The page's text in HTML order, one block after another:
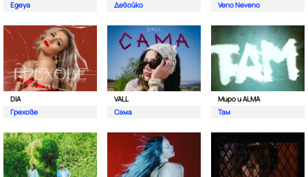
Egeya
Девойко
Veno Neveno
DIA
Грехове
VALL
Сама
Миро и ALMA
Там